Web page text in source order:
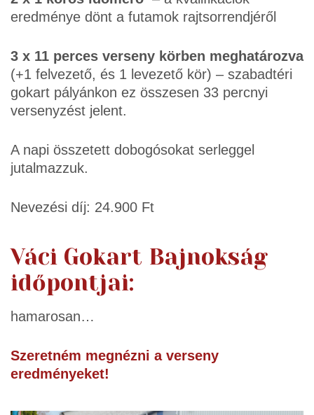
eredménye dönt a futamok rajtsorrendjéről
3 x 11 perces verseny körben meghatározva
(+1 felvezető, és 1 levezető kör) – szabadtéri
gokart pályánkon ez összesen 33 percnyi
versenyzést jelent.
A napi összetett dobogósokat serleggel
jutalmazzuk.
Nevezési díj: 24.900 Ft
Váci Gokart Bajnokság
időpontjai:
hamarosan…
Szeretném megnézni a verseny
eredményeket!